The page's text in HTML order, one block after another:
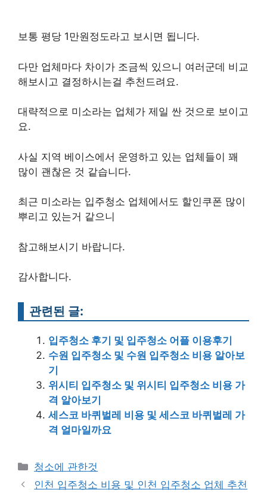
보통 평당 1만원정도라고 보시면 됩니다.
다만 업체마다 차이가 조금씩 있으니 여러군데 비교
해보시고 결정하시는걸 추천드려요.
대략적으로 미소라는 업체가 제일 싼 것으로 보이고
요.
사실 지역 베이스에서 운영하고 있는 업체들이 꽤
많이 괜찮은 것 같습니다.
최근 미소라는 입주청소 업체에서도 할인쿠폰 많이
뿌리고 있는거 같으니
참고해보시기 바랍니다.
감사합니다.
관련된 글:
입주청소 후기 및 입주청소 어플 이용후기
수원 입주청소 및 수원 입주청소 비용 알아보
기
위시티 입주청소 및 위시티 입주청소 비용 가
격 알아보기
세스코 바퀴벌레 비용 및 세스코 바퀴벌레 가
격 얼마일까요
Categories
청소에 관한것
Post인천 입주청소 비용 및 인천 입주청소 업체 추천